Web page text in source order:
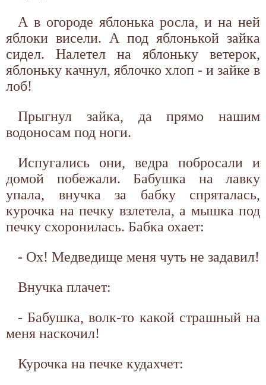
А в огороде яблонька росла, и на ней
яблоки висели. А под яблонькой зайка
сидел. Налетел на яблоньку ветерок,
яблоньку качнул, яблочко хлоп - и зайке в
лоб!
Прыгнул зайка, да прямо нашим
водоносам под ноги.
Испугались они, ведра побросали и
домой побежали. Бабушка на лавку
упала, внучка за бабку спряталась,
курочка на печку взлетела, а мышка под
печку схоронилась. Бабка охает:
- Ох! Медведище меня чуть не задавил!
Внучка плачет:
- Бабушка, волк-то какой страшный на
меня наскочил!
Курочка на печке кудахчет: